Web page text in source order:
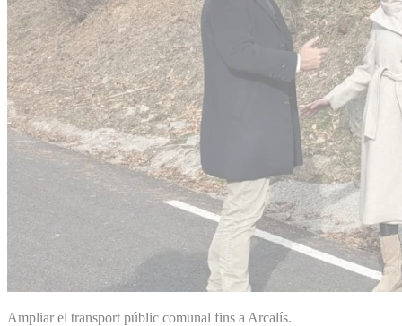
Ampliar el transport públic comunal fins a Arcalís.